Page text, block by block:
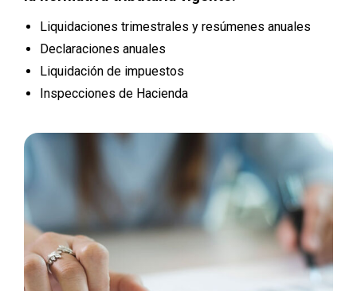
Liquidaciones trimestrales y resúmenes anuales
Declaraciones anuales
Liquidación de impuestos
Inspecciones de Hacienda